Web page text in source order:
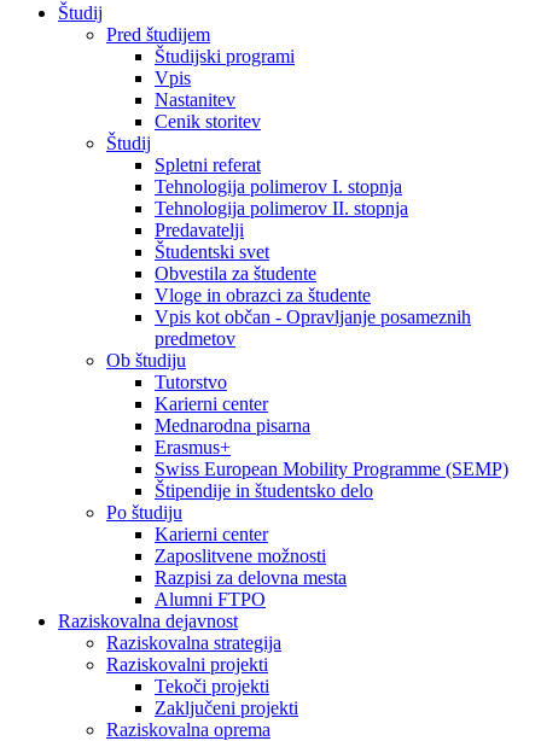
Študij
Pred študijem
Študijski programi
Vpis
Nastanitev
Cenik storitev
Študij
Spletni referat
Tehnologija polimerov I. stopnja
Tehnologija polimerov II. stopnja
Predavatelji
Študentski svet
Obvestila za študente
Vloge in obrazci za študente
Vpis kot občan - Opravljanje posameznih
predmetov
Ob študiju
Tutorstvo
Karierni center
Mednarodna pisarna
Erasmus+
Swiss European Mobility Programme (SEMP)
Štipendije in študentsko delo
Po študiju
Karierni center
Zaposlitvene možnosti
Razpisi za delovna mesta
Alumni FTPO
Raziskovalna dejavnost
Raziskovalna strategija
Raziskovalni projekti
Tekoči projekti
Zaključeni projekti
Raziskovalna oprema